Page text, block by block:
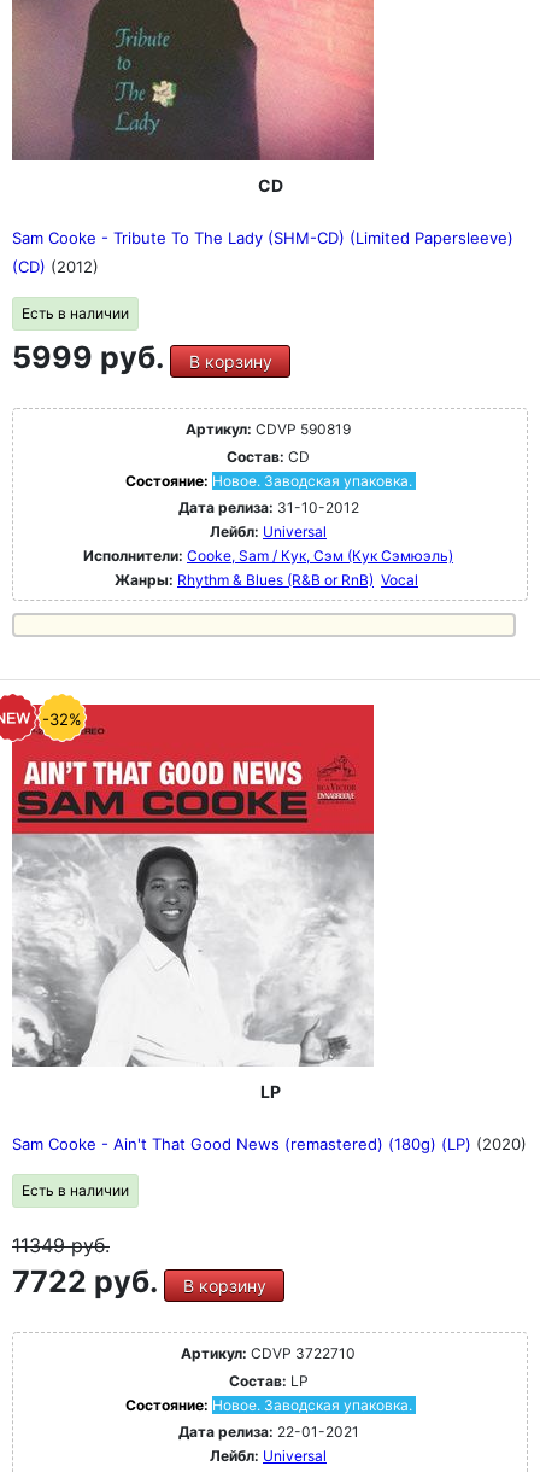
CD
Sam Cooke - Tribute To The Lady (SHM-CD) (Limited Papersleeve)
(CD) (2012)
Есть в наличии
5999 руб. В корзину
Артикул: CDVP 590819
Состав: CD
Состояние: Новое. Заводская упаковка.
Дата релиза: 31-10-2012
Лейбл: Universal
Исполнители: Cooke, Sam / Кук, Сэм (Кук Сэмюэль)
Жанры: Rhythm & Blues (R&B or RnB) Vocal
-32%
LP
Sam Cooke - Ain't That Good News (remastered) (180g) (LP) (2020)
Есть в наличии
11349руб.
7722 руб. В корзину
Артикул: CDVP 3722710
Состав: LP
Состояние: Новое. Заводская упаковка.
Дата релиза: 22-01-2021
Лейбл: Universal